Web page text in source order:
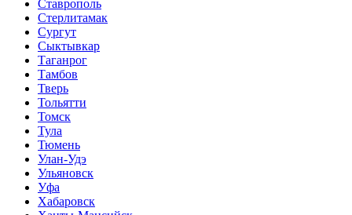
Ставрополь
Стерлитамак
Сургут
Сыктывкар
Таганрог
Тамбов
Тверь
Тольятти
Томск
Тула
Тюмень
Улан-Удэ
Ульяновск
Уфа
Хабаровск